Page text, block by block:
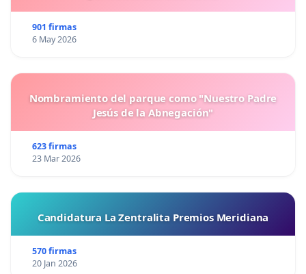
901 firmas
6 May 2026
Nombramiento del parque como "Nuestro Padre
Jesús de la Abnegación"
623 firmas
23 Mar 2026
Candidatura La Zentralita Premios Meridiana
570 firmas
20 Jan 2026